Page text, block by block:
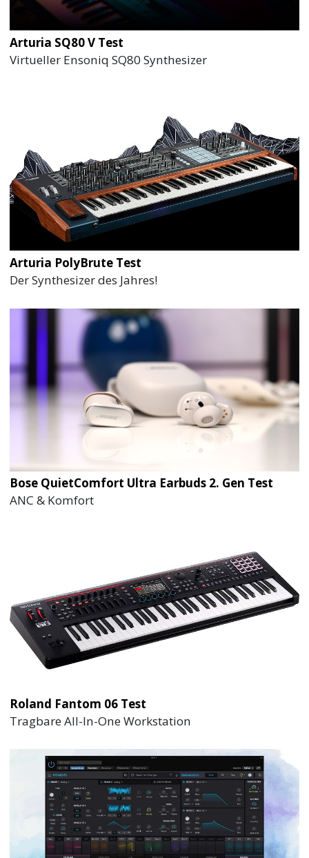
Arturia SQ80 V Test
Virtueller Ensoniq SQ80 Synthesizer
Arturia PolyBrute Test
Der Synthesizer des Jahres!
Bose QuietComfort Ultra Earbuds 2. Gen Test
ANC & Komfort
Roland Fantom 06 Test
Tragbare All-In-One Workstation